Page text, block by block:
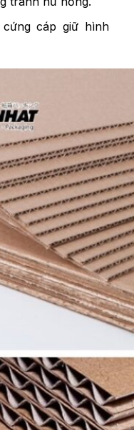
cáp giữ hình